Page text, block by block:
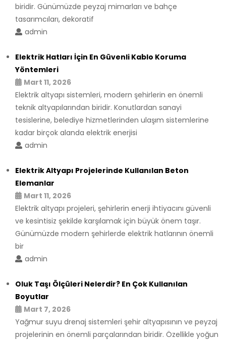
biridir. Günümüzde peyzaj mimarları ve bahçe
tasarımcıları, dekoratif
admin
Elektrik Hatları İçin En Güvenli Kablo Koruma
Yöntemleri
Mart 11, 2026
Elektrik altyapı sistemleri, modern şehirlerin en önemli
teknik altyapılarından biridir. Konutlardan sanayi
tesislerine, belediye hizmetlerinden ulaşım sistemlerine
kadar birçok alanda elektrik enerjisi
admin
Elektrik Altyapı Projelerinde Kullanılan Beton
Elemanlar
Mart 11, 2026
Elektrik altyapı projeleri, şehirlerin enerji ihtiyacını güvenli
ve kesintisiz şekilde karşılamak için büyük önem taşır.
Günümüzde modern şehirlerde elektrik hatlarının önemli
bir
admin
Oluk Taşı Ölçüleri Nelerdir? En Çok Kullanılan
Boyutlar
Mart 7, 2026
Yağmur suyu drenaj sistemleri şehir altyapısının ve peyzaj
projelerinin en önemli parçalarından biridir. Özellikle yoğun